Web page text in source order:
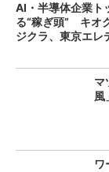
AI・半導体企業ト
る“稼ぎ頭” キオ
ジクラ、東京エレ
マ
風